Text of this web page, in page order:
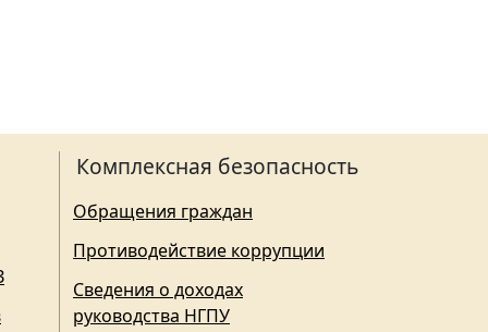
Комплексная безопасность
Обращения граждан
Противодействие коррупции
Сведения о доходах
руководства НГПУ